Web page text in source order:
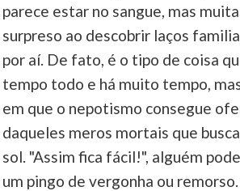
parece estar no sangue, mas
surpreso ao descobrir laços
por aí. De fato, é o tipo de coisa
tempo todo e há muito tempo,
em que o nepotismo consegue
daqueles meros mortais que
sol. "Assim fica fácil!", alguém
um pingo de vergonha ou